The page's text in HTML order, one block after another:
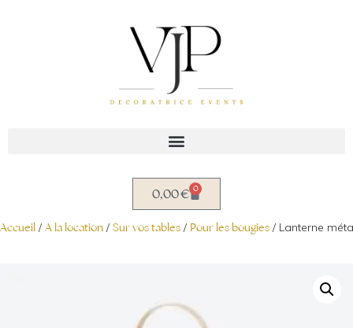
0,00€ 0
Accueil / A la location / Sur vos tables / Pour les bougies / Lanterne